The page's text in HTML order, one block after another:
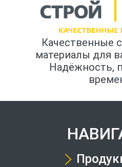
Качественные
материалы для
Надёжность,